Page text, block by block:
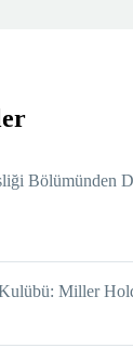
Bölümünden
Miller